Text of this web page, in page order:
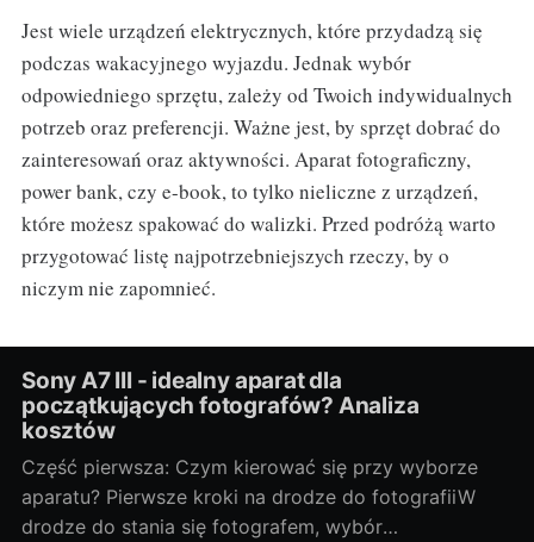
Jest wiele urządzeń elektrycznych, które przydadzą się
podczas wakacyjnego wyjazdu. Jednak wybór
odpowiedniego sprzętu, zależy od Twoich indywidualnych
potrzeb oraz preferencji. Ważne jest, by sprzęt dobrać do
zainteresowań oraz aktywności. Aparat fotograficzny,
power bank, czy e-book, to tylko nieliczne z urządzeń,
które możesz spakować do walizki. Przed podróżą warto
przygotować listę najpotrzebniejszych rzeczy, by o
niczym nie zapomnieć.
Sony A7 III - idealny aparat dla
początkujących fotografów? Analiza
kosztów
Część pierwsza: Czym kierować się przy wyborze
aparatu? Pierwsze kroki na drodze do fotografiiW
drodze do stania się fotografem, wybór